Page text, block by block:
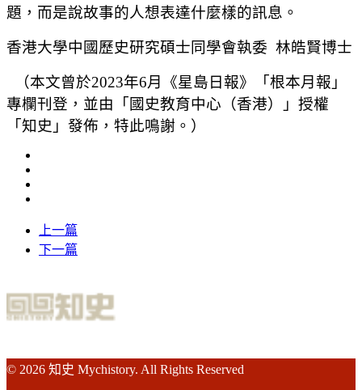
題，而是說故事的人想表達什麼樣的訊息。
香港大學中國歷史研究碩士同學會執委 林皓賢博士
（本文曾於2023年6月《星島日報》「根本月報」
專欄刊登，並由「國史教育中心（香港）」授權
「知史」發佈，特此鳴謝。）
上一篇
下一篇
© 2026 知史 Mychistory. All Rights Reserved